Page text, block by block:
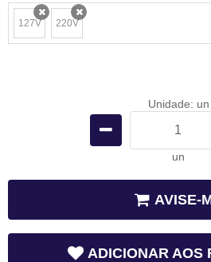
127V
x 220V
x
Unidade: un
un
AVISE-
ADICIONAR AOS